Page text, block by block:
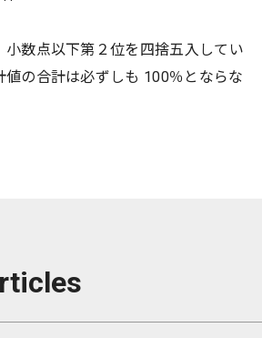
数点以下第２位を四捨五入してい
値の合計は必ずしも 100％とならな